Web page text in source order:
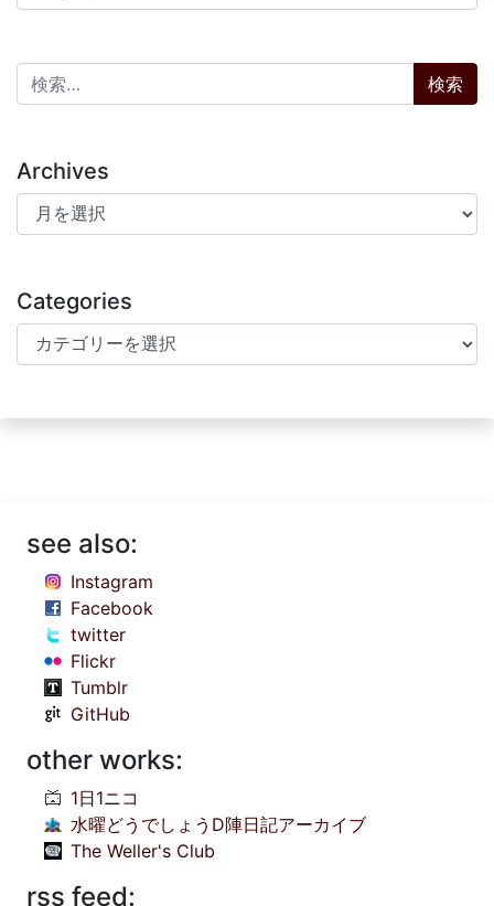
検索:
Archives
Archives
Categories
Categories
see also:
Instagram
Facebook
twitter
Flickr
Tumblr
GitHub
other works:
1日1ニコ
水曜どうでしょうD陣日記アーカイブ
The Weller's Club
rss feed: